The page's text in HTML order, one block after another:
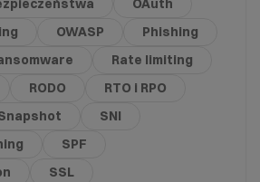
OAuth
OWASP
Phishing
Rate limiting
RODO
RTO i RPO
SNI
SPF
SSL